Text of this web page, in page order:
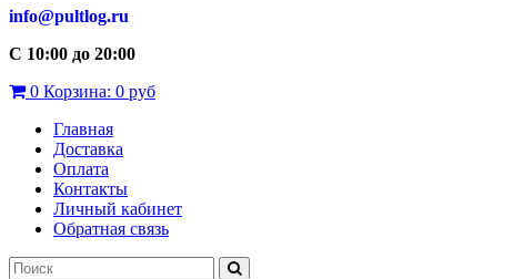
info@pultlog.ru
С 10:00 до 20:00
0 Корзина: 0 руб
Главная
Доставка
Оплата
Контакты
Личный кабинет
Обратная связь